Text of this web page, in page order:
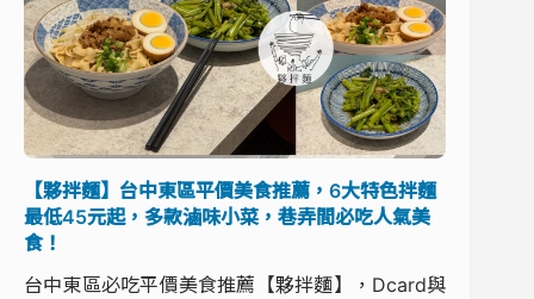
【夥拌麵】台中東區平價美食推薦，6大特色拌麵
最低45元起，多款滷味小菜，巷弄間必吃人氣美
食！
台中東區必吃平價美食推薦【夥拌麵】，Dcard與